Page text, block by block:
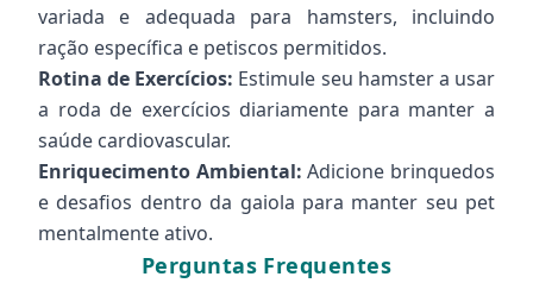
variada e adequada para hamsters, incluindo
ração específica e petiscos permitidos.
Rotina de Exercícios: Estimule seu hamster a usar
a roda de exercícios diariamente para manter a
saúde cardiovascular.
Enriquecimento Ambiental: Adicione brinquedos
e desafios dentro da gaiola para manter seu pet
mentalmente ativo.
Perguntas Frequentes